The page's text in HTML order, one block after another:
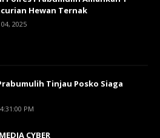
Hewan Ternak
2025
Tinjau Posko Siaga
PM
CYBER